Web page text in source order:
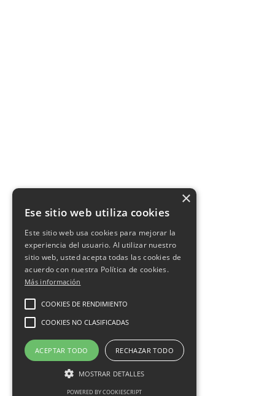
×
Ese sitio web utiliza cookies
Este sitio web usa cookies para mejorar la
experiencia del usuario. Al utilizar nuestro
sitio web, usted acepta todas las cookies de
acuerdo con nuestra Política de cookies.
Más información
COOKIES DE RENDIMIENTO
COOKIES NO CLASIFICADAS
ACEPTAR TODO RECHAZAR TODO
MOSTRAR DETALLES
POWERED BY COOKIESCRIPT